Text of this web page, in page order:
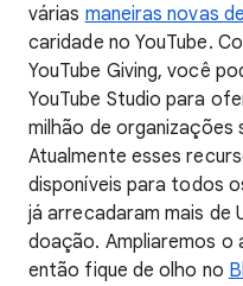
várias maneiras novas
caridade no YouTube.
YouTube Giving, você
YouTube Studio para
milhão de organizações
Atualmente esses
disponíveis para todos
já arrecadaram mais de
doação. Ampliaremos o
então fique de olho no